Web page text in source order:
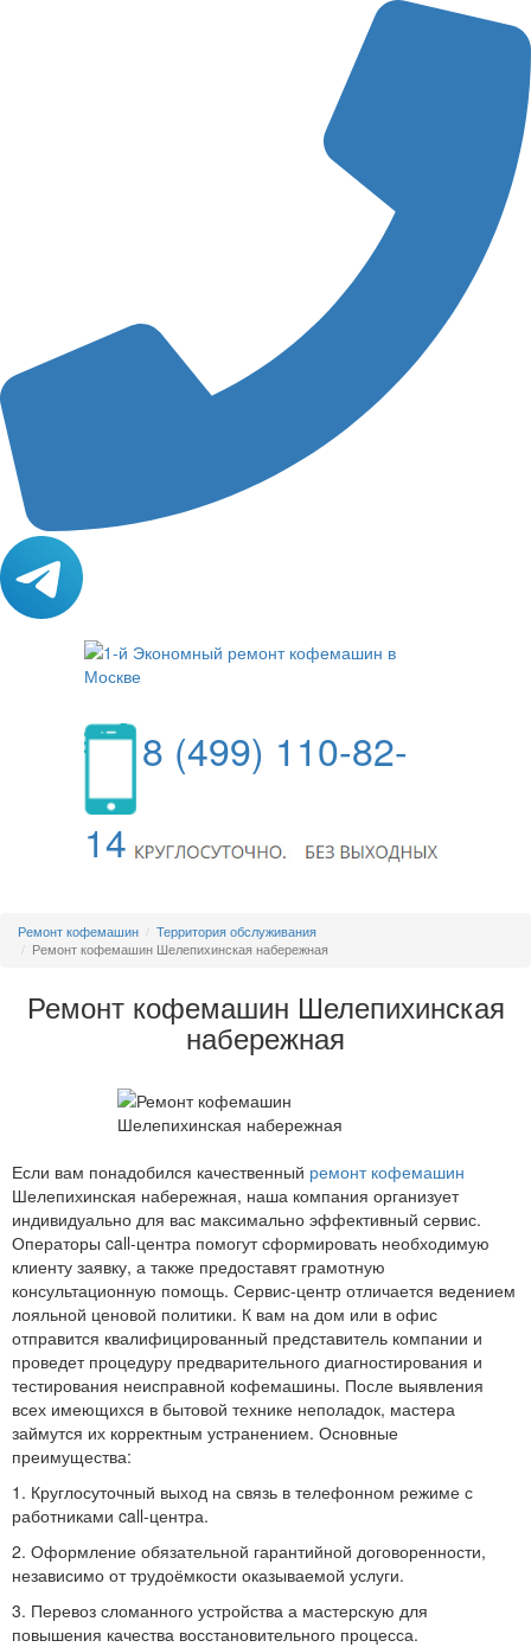
8 (499) 110-82-
14
Ремонт кофемашин
Территория обслуживания
Ремонт кофемашин Шелепихинская набережная
Ремонт кофемашин Шелепихинская
набережная
Если вам понадобился качественный ремонт кофемашин
Шелепихинская набережная, наша компания организует
индивидуально для вас максимально эффективный сервис.
Операторы call-центра помогут сформировать необходимую
клиенту заявку, а также предоставят грамотную
консультационную помощь. Сервис-центр отличается ведением
лояльной ценовой политики. К вам на дом или в офис
отправится квалифицированный представитель компании и
проведет процедуру предварительного диагностирования и
тестирования неисправной кофемашины. После выявления
всех имеющихся в бытовой технике неполадок, мастера
займутся их корректным устранением. Основные
преимущества:
1. Круглосуточный выход на связь в телефонном режиме с
работниками call-центра.
2. Оформление обязательной гарантийной договоренности,
независимо от трудоёмкости оказываемой услуги.
3. Перевоз сломанного устройства а мастерскую для
повышения качества восстановительного процесса.